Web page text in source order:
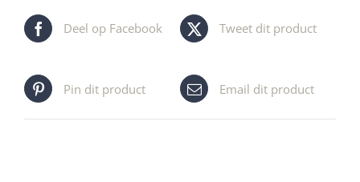
Deel op Facebook Tweet dit product
Pin dit product Email dit product